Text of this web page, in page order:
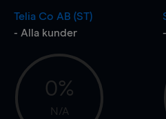
Telia Co AB (ST)
- Alla kunder
0%
N/A